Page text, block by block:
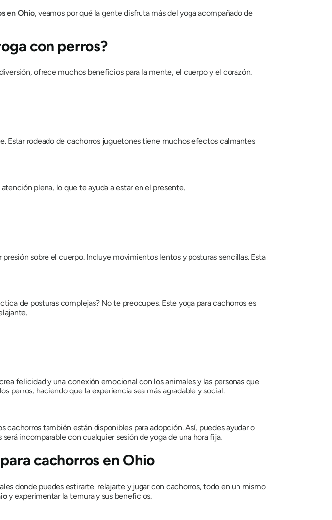
en Ohio, veamos por qué la gente disfruta más del yoga acompañado de
con perros?
ofrece muchos beneficios para la mente, el cuerpo y el corazón.
Estar rodeado de cachorros juguetones tiene muchos efectos calmantes
plena, lo que te ayuda a estar en el presente.
presión sobre el cuerpo. Incluye movimientos lentos y posturas sencillas. Esta
de posturas complejas? No te preocupes. Este yoga para cachorros es
felicidad y una conexión emocional con los animales y las personas que
perros, haciendo que la experiencia sea más agradable y social.
también están disponibles para adopción. Así, puedes ayudar o
incomparable con cualquier sesión de yoga de una hora fija.
cachorros en Ohio
donde puedes estirarte, relajarte y jugar con cachorros, todo en un mismo
y experimentar la ternura y sus beneficios.